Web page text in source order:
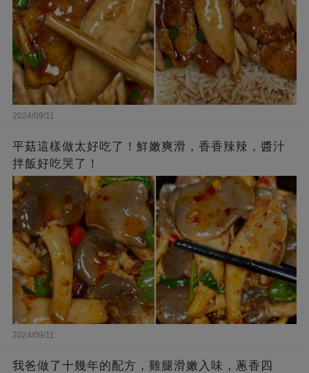
2024/09/11
平菇這樣做太好吃了！鮮嫩爽滑，香香辣辣，醬汁
拌飯好吃哭了！
2024/09/11
我爸做了十幾年的配方，雞腿滑嫩入味，蔥香四